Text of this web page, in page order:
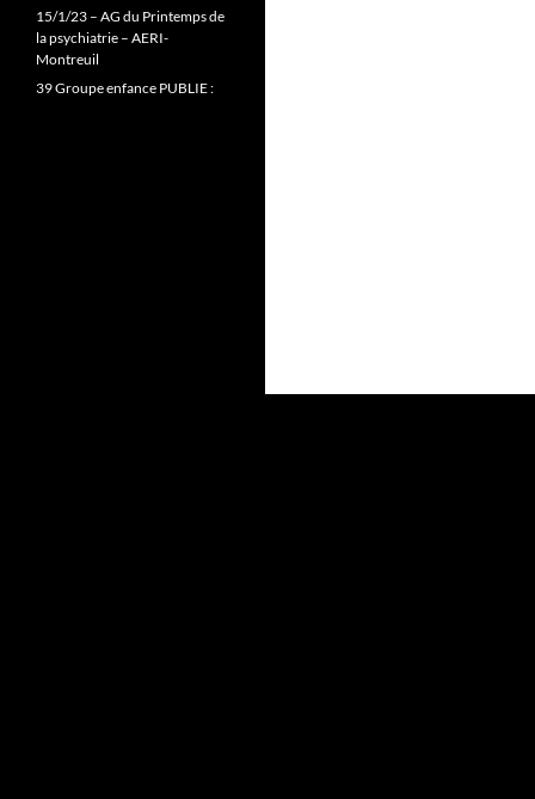
15/1/23 – AG du Printemps de
la psychiatrie – AERI-
Montreuil
39 Groupe enfance PUBLIE :